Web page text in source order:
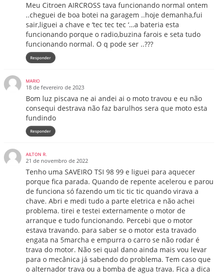
Meu Citroen AIRCROSS tava funcionando normal ontem
..cheguei de boa botei na garagem ..hoje demanha,fui
sair,liguei a chave e ‘tec tec tec ‘…a bateria esta
funcionando porque o radio,buzina farois e seta tudo
funcionando normal. O q pode ser ..???
Responder
MARIO
18 de fevereiro de 2023
Bom luz piscava ne ai andei ai o moto travou e eu não
consequi destrava não faz barulhos sera que moto esta
fundindo
Responder
AILTON R.
21 de novembro de 2022
Tenho uma SAVEIRO TSI 98 99 e liguei para aquecer
porque fica parada. Quando de repente acelerou e parou
de funciona só fazendo um tic tic tic quando virava a
chave. Abri e medi tudo a parte eletrica e não achei
problema. tirei e testei externamente o motor de
arranque e tudo funcionando. Percebi que o motor
estava travando. para saber se o motor esta travado
engata na 5marcha e empurra o carro se não rodar é
trava do motor. Não sei qual dano ainda mais vou levar
para o mecânica já sabendo do problema. Tem caso que
o alternador trava ou a bomba de agua trava. Fica a dica